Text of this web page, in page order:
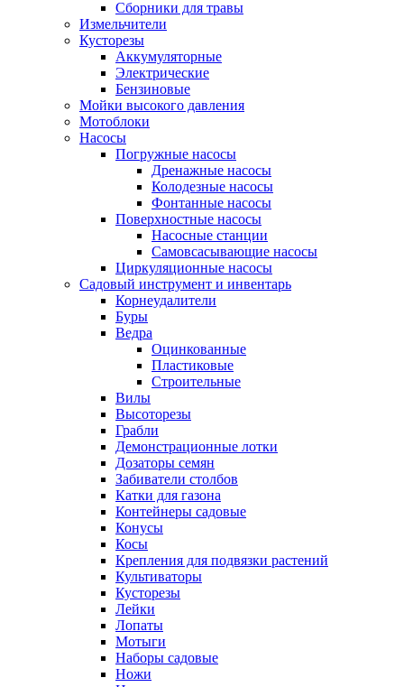
Сборники для травы
Измельчители
Кусторезы
Аккумуляторные
Электрические
Бензиновые
Мойки высокого давления
Мотоблоки
Насосы
Погружные насосы
Дренажные насосы
Колодезные насосы
Фонтанные насосы
Поверхностные насосы
Насосные станции
Самовсасывающие насосы
Циркуляционные насосы
Садовый инструмент и инвентарь
Корнеудалители
Буры
Ведра
Оцинкованные
Пластиковые
Строительные
Вилы
Высоторезы
Грабли
Демонстрационные лотки
Дозаторы семян
Забиватели столбов
Катки для газона
Контейнеры садовые
Конусы
Косы
Крепления для подвязки растений
Культиваторы
Кусторезы
Лейки
Лопаты
Мотыги
Наборы садовые
Ножи